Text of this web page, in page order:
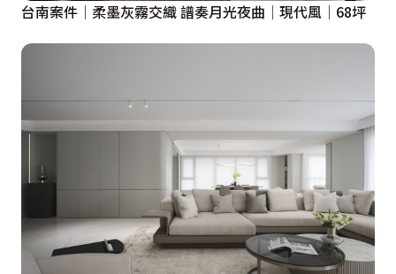
台南案件│柔墨灰霧交織 譜奏月光夜曲│現代風│68坪